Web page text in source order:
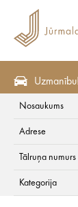
Nosaukums
Adrese
Tālruņa numurs
Kategorija